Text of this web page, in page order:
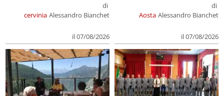
cervinia
di
Alessandro Bianchet
il 07/08/2026
Aosta
di
Alessandro Bianchet
il 07/08/2026